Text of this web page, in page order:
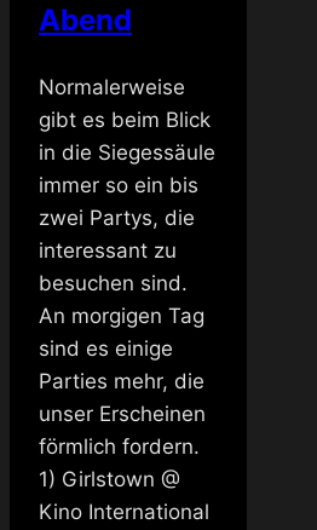
Abend
Normalerweise
gibt es beim Blick
in die Siegessäule
immer so ein bis
zwei Partys, die
interessant zu
besuchen sind.
An morgigen Tag
sind es einige
Parties mehr, die
unser Erscheinen
förmlich fordern.
1) Girlstown @
Kino International